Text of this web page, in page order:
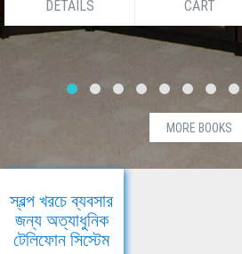
DETAILS CART
MORE BOOKS
স্বল্প খরচে ব্যবসার
জন্য অত্যাধুনিক
টেলিফোন সিস্টেম